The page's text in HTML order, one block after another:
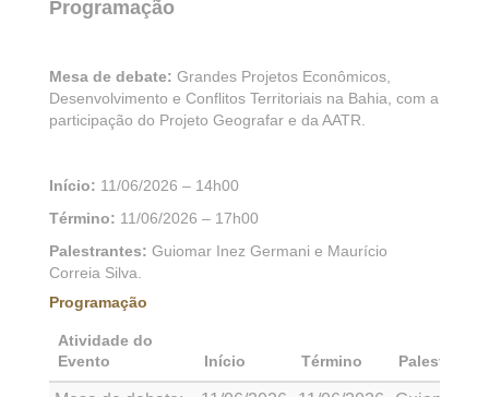
Programação
Mesa de debate: Grandes Projetos Econômicos,
Desenvolvimento e Conflitos Territoriais na Bahia, com a
participação do Projeto Geografar e da AATR.
Início: 11/06/2026 – 14h00
Término: 11/06/2026 – 17h00
Palestrantes: Guiomar Inez Germani e Maurício
Correia Silva.
Programação
Atividade do
Evento
Início Término Palestrante